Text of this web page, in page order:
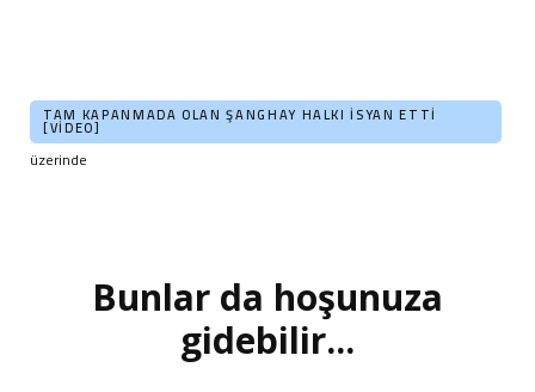
TAM KAPANMADA OLAN ŞANGHAY HALKI İSYAN ETTI
[VIDEO]
üzerinde
Bunlar da hoşunuza
gidebilir...